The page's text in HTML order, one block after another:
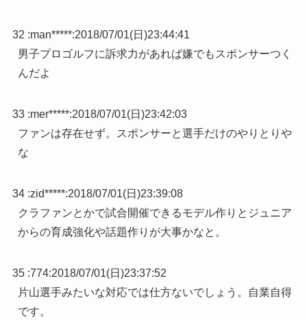
32 :man*****:2018/07/01(日)23:44:41
男子プロゴルフに訴求力があれば嫌でもスポンサーつく
んだよ
33 :mer*****:2018/07/01(日)23:42:03
ファンは存在せず。スポンサーと選手だけのやりとりや
な
34 :zid*****:2018/07/01(日)23:39:08
クラファンとかで試合開催できるモデル作りとジュニア
からの育成強化や話題作りが大事かなと。
35 :774:2018/07/01(日)23:37:52
片山選手みたいな対応では仕方ないでしょう。自業自得
です。